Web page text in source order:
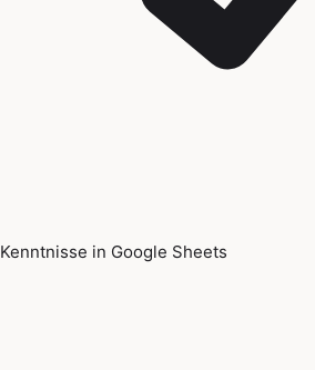
Kenntnisse in Google Sheets